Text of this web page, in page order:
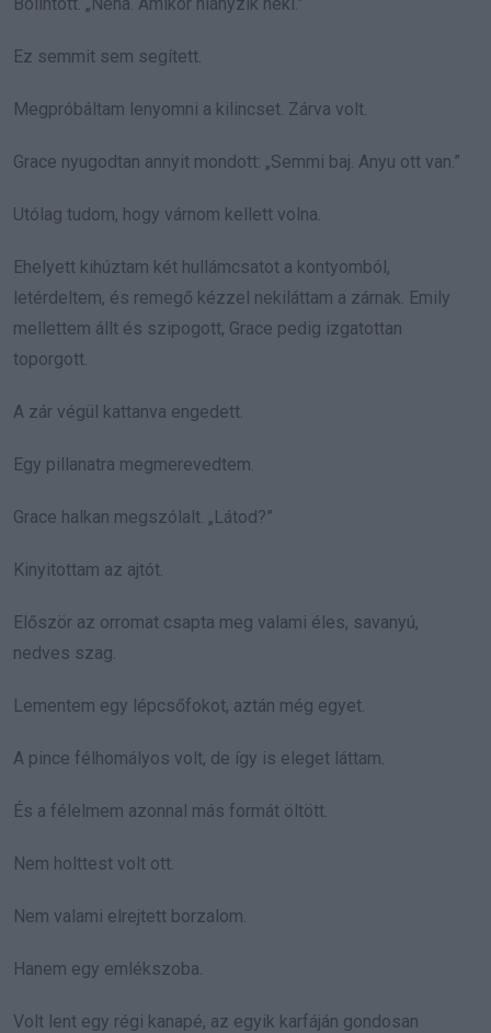
Ez semmit sem segített.
Megpróbáltam lenyomni a kilincset. Zárva volt.
Grace nyugodtan annyit mondott: „Semmi baj. Anyu ott van.”
Utólag tudom, hogy várnom kellett volna.
Ehelyett kihúztam két hullámcsatot a kontyomból,
letérdeltem, és remegő kézzel nekiláttam a zárnak. Emily
mellettem állt és szipogott, Grace pedig izgatottan
toporgott.
A zár végül kattanva engedett.
Egy pillanatra megmerevedtem.
Grace halkan megszólalt. „Látod?”
Kinyitottam az ajtót.
Először az orromat csapta meg valami éles, savanyú,
nedves szag.
Lementem egy lépcsőfokot, aztán még egyet.
A pince félhomályos volt, de így is eleget láttam.
És a félelmem azonnal más formát öltött.
Nem holttest volt ott.
Nem valami elrejtett borzalom.
Hanem egy emlékszoba.
Volt lent egy régi kanapé, az egyik karfáján gondosan